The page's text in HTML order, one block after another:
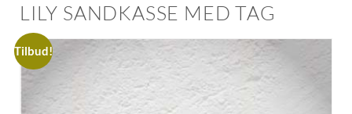
LILY SANDKASSE MED TAG
Tilbud!